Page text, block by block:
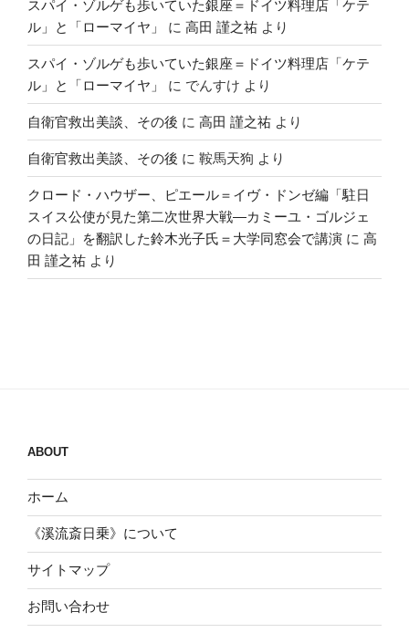
スパイ・ゾルゲも歩いていた銀座＝ドイツ料理店「ケテ
ル」と「ローマイヤ」
に 高田 謹之祐 より
スパイ・ゾルゲも歩いていた銀座＝ドイツ料理店「ケテ
ル」と「ローマイヤ」
に でんすけ より
自衛官救出美談、その後 に 高田 謹之祐 より
自衛官救出美談、その後 に 鞍馬天狗 より
クロード・ハウザー、ピエール＝イヴ・ドンゼ編「駐日
スイス公使が見た第二次世界大戦―カミーユ・ゴルジェ
の日記」を翻訳した鈴木光子氏＝大学同窓会で講演 に 高
田 謹之祐 より
ABOUT
ホーム
《溪流斎日乗》について
サイトマップ
お問い合わせ